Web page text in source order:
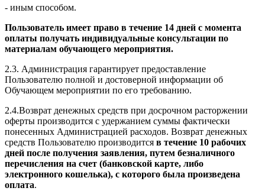
- иным способом.
Пользователь имеет право в течение 14 дней с момента
оплаты получать индивидуальные консультации по
материалам обучающего мероприятия.
2.3. Администрация гарантирует предоставление
Пользователю полной и достоверной информации об
Обучающем мероприятии по его требованию.
2.4.Возврат денежных средств при досрочном расторжении
оферты производится с удержанием суммы фактически
понесенных Администрацией расходов. Возврат денежных
средств Пользователю производится в течение 10 рабочих
дней после получения заявления, путем безналичного
перечисления на счет (банковской карте, либо
электронного кошелька), с которого была произведена
оплата.